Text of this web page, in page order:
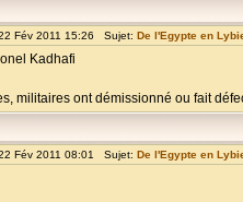
Fév 2011 15:26 Sujet: De l'Egypte en
Kadhafi
militaires ont démissionné ou fait
Fév 2011 08:01 Sujet: De l'Egypte en